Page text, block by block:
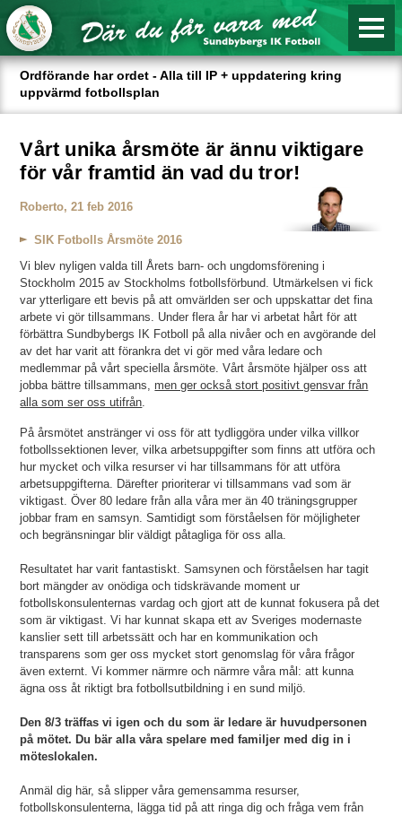
Ordförande har ordet - Alla till IP + uppdatering kring
uppvärmd fotbollsplan
Vårt unika årsmöte är ännu viktigare
för vår framtid än vad du tror!
SIK Fotbolls Årsmöte 2016
Roberto, 21 feb 2016
Vi blev nyligen valda till Årets barn- och ungdomsförening i
Stockholm 2015 av Stockholms fotbollsförbund. Utmärkelsen vi fick
var ytterligare ett bevis på att omvärlden ser och uppskattar det fina
arbete vi gör tillsammans. Under flera år har vi arbetat hårt för att
förbättra Sundbybergs IK Fotboll på alla nivåer och en avgörande del
av det har varit att förankra det vi gör med våra ledare och
medlemmar på vårt speciella årsmöte. Vårt årsmöte hjälper oss att
jobba bättre tillsammans, men ger också stort positivt gensvar från
alla som ser oss utifrån
På årsmötet anstränger vi oss för att tydliggöra under vilka villkor
fotbollssektionen lever, vilka arbetsuppgifter som finns att utföra och
hur mycket och vilka resurser vi har tillsammans för att utföra
arbetsuppgifterna. Därefter prioriterar vi tillsammans vad som är
viktigast. Över 80 ledare från alla våra mer än 40 träningsgrupper
jobbar fram en samsyn. Samtidigt som förståelsen för möjligheter
och begränsningar blir väldigt påtagliga för oss alla.
Resultatet har varit fantastiskt. Samsynen och förståelsen har tagit
bort mängder av onödiga och tidskrävande moment ur
fotbollskonsulenternas vardag och gjort att de kunnat fokusera på det
som är viktigast. Vi har kunnat skapa ett av Sveriges modernaste
kanslier sett till arbetssätt och har en kommunikation och
transparens som ger oss mycket stort genomslag för våra frågor
även externt. Vi kommer närmre och närmre våra mål: att kunna
ägna oss åt riktigt bra fotbollsutbildning i en sund miljö.
Den 8/3 träffas vi igen och du som är ledare är huvudpersonen
på mötet. Du bär alla våra spelare med familjer med dig in i
möteslokalen.
Anmäl dig här, så slipper våra gemensamma resurser,
fotbollskonsulenterna, lägga tid på att ringa dig och fråga vem från